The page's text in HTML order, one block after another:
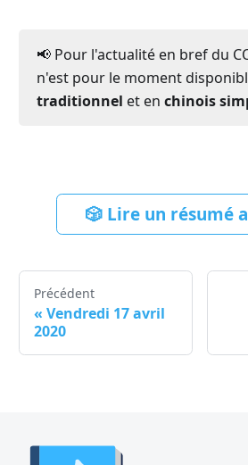
📢 Pour l'actualité en bref du
n'est pour le moment
traditionnel et en chinois
🎲 Lire un résumé
Précédent
« Vendredi 17 avril
2020